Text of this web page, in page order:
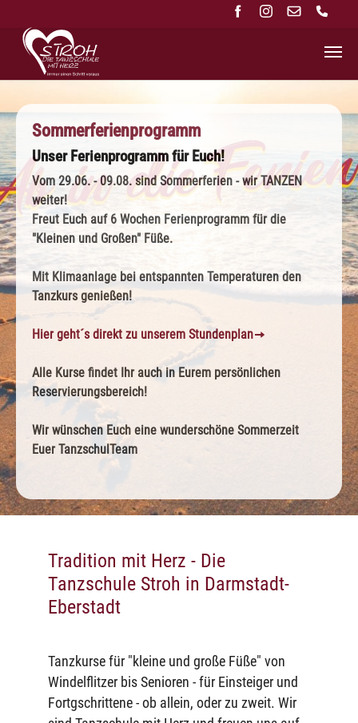
Sommerferienprogramm
Unser Ferienprogramm für Euch!
Vom 29.06. - 09.08. sind Sommerferien - wir TANZEN
weiter!
Freut Euch auf 6 Wochen Ferienprogramm für die
"Kleinen und Großen" Füße.
Mit Klimaanlage bei entspannten Temperaturen den
Tanzkurs genießen!
Hier geht´s direkt zu unserem Stundenplan
Alle Kurse findet Ihr auch in Eurem persönlichen
Reservierungsbereich!
Wir wünschen Euch eine wunderschöne Sommerzeit
Euer TanzschulTeam
Tradition mit Herz - Die
Tanzschule Stroh in Darmstadt-
Eberstadt
Tanzkurse für "kleine und große Füße" von
Windelflitzer bis Senioren - für Einsteiger und
Fortgschrittene - ob allein, oder zu zweit. Wir